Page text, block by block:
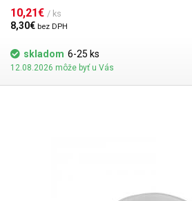
10,21€ / ks
8,30€ bez DPH
skladom 6-25 ks
12.08.2026 môže byť u Vás